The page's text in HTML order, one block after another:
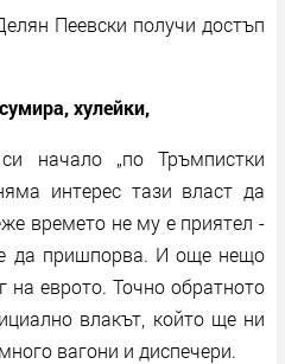
Пеевски получи достъп
хулейки,
начало „по Тръмпистки
интерес тази власт да
времето не му е приятел -
да пришпорва. И още нещо
на еврото. Точно обратното
влакът, който ще ни
вагони и диспечери.